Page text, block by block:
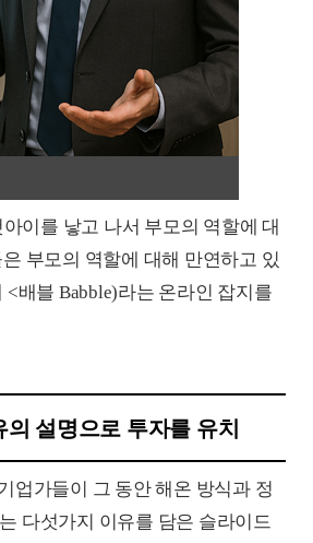
이를 낳고 나서 부모의 역할에 대
부모의 역할에 대해 만연하고 있
배블 Babble)라는 온라인 잡지를
설명으로 투자를 유치
업가들이 그 동안 해온 방식과 정
다섯가지 이유를 담은 슬라이드